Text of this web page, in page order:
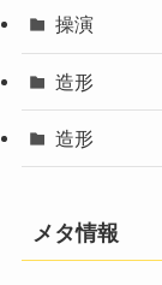
操演
造形
造形
メタ情報